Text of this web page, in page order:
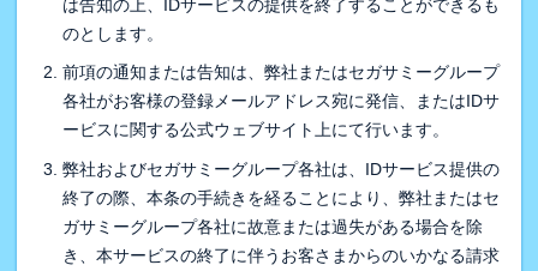
は告知の上、IDサービスの提供を終了することができるも
のとします。
前項の通知または告知は、弊社またはセガサミーグループ
各社がお客様の登録メールアドレス宛に発信、またはIDサ
ービスに関する公式ウェブサイト上にて行います。
弊社およびセガサミーグループ各社は、IDサービス提供の
終了の際、本条の手続きを経ることにより、弊社またはセ
ガサミーグループ各社に故意または過失がある場合を除
き、本サービスの終了に伴うお客さまからのいかなる請求